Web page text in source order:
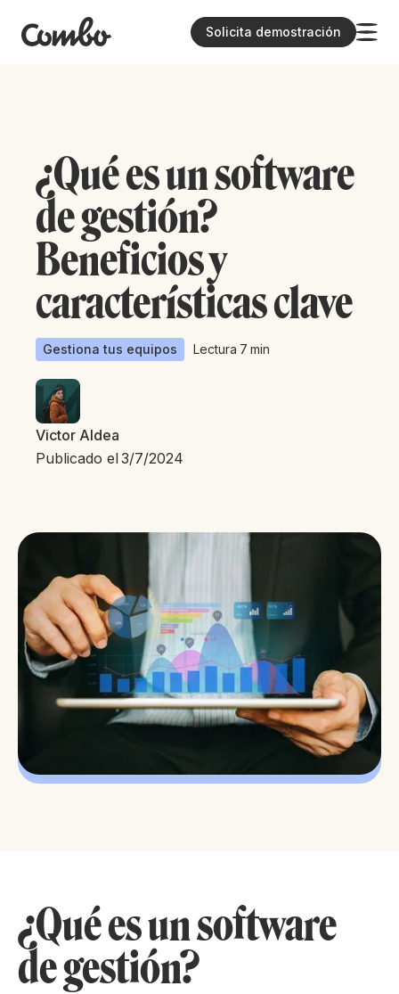
Solicita demostración
¿Qué es un software
de gestión?
Beneficios y
características clave
Gestiona tus equipos Lectura 7 min
Victor Aldea
Publicado el3/7/2024
¿Qué es un software
de gestión?